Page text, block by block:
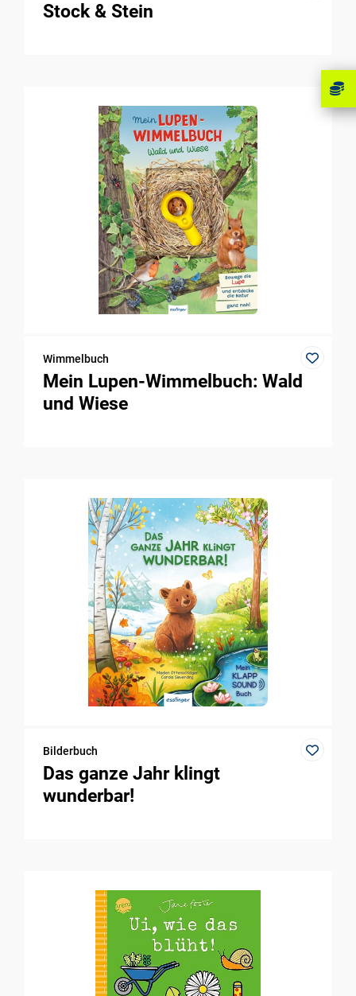
Stock & Stein
Wimmelbuch
Mein Lupen-Wimmelbuch: Wald
und Wiese
Bilderbuch
Das ganze Jahr klingt
wunderbar!